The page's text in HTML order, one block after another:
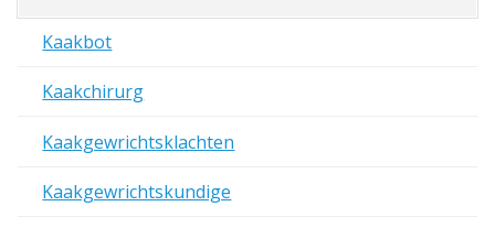
Kaakbot
Kaakchirurg
Kaakgewrichtsklachten
Kaakgewrichtskundige